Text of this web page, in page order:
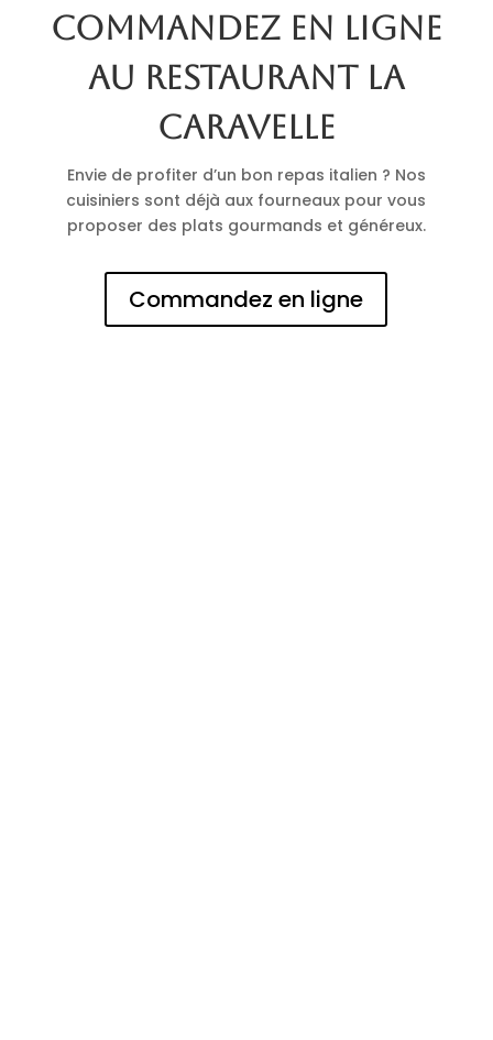
Commandez en ligne
au restaurant La
Caravelle
Envie de profiter d’un bon repas italien ? Nos
cuisiniers sont déjà aux fourneaux pour vous
proposer des plats gourmands et généreux.
Commandez en ligne